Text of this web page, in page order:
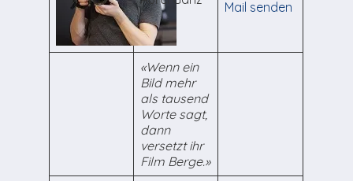
Mail senden
«Wenn ein
Bild mehr
als tausend
Worte sagt,
dann
versetzt ihr
Film Berge.»